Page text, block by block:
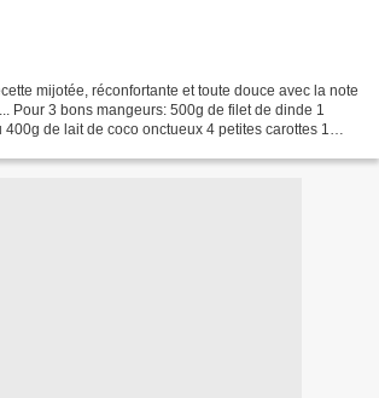
mijotée, réconfortante et toute douce avec la note
Pour 3 bons mangeurs: 500g de filet de dinde 1
de lait de coco onctueux 4 petites carottes 1